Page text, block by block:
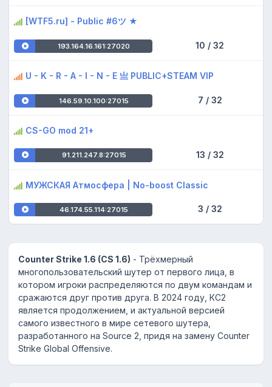
[WTF5.ru] - Public #6ツ ★
193.164.16.161:27020 10 / 32
U - K - R - A - I - N - E 亗 PUBLIC+STEAM VIP
146.59.10.100:27015 7 / 32
CS-GO mod 21+
91.211.247.8:27015 13 / 32
МУЖСКАЯ Атмосфера | No-boost Classic
46.174.55.114:27015 3 / 32
Counter Strike 1.6 (CS 1.6) - Трёхмерный
многопользовательский шутер от первого лица, в
котором игроки распределяются по двум командам и
сражаются друг против друга. В 2024 году, КС2
является продолжением, и актуальной версией
самого известного в мире сетевого шутера,
разработанного на Source 2, придя на замену Counter
Strike Global Offensive.